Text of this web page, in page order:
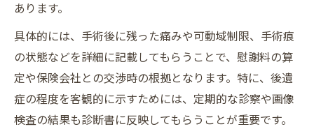
あります。
具体的には、手術後に残った痛みや可動域制限、手術痕
の状態などを詳細に記載してもらうことで、慰謝料の算
定や保険会社との交渉時の根拠となります。特に、後遺
症の程度を客観的に示すためには、定期的な診察や画像
検査の結果も診断書に反映してもらうことが重要です。